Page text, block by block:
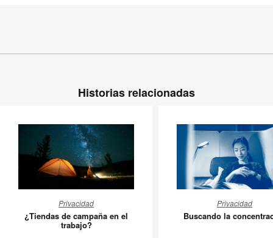
Historias relacionadas
de
campaña
Privacidad
¿Tiendas de campaña en el
trabajo?
la
Privacidad
Buscando la